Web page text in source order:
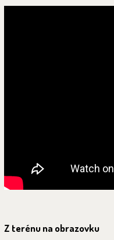
Z terénu na obrazovku